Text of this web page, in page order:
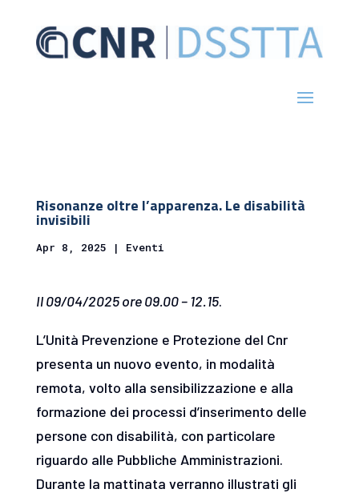
Risonanze oltre l’apparenza. Le disabilità
invisibili
Apr 8, 2025 | Eventi
Il 09/04/2025 ore 09.00 – 12.15.
L’Unità Prevenzione e Protezione del Cnr
presenta un nuovo evento, in modalità
remota, volto alla sensibilizzazione e alla
formazione dei processi d’inserimento delle
persone con disabilità, con particolare
riguardo alle Pubbliche Amministrazioni.
Durante la mattinata verranno illustrati gli